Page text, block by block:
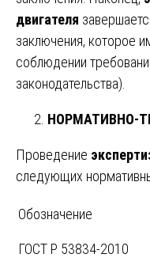
двигателя
заключения, которое
соблюдении
законодательства).
НОРМАТИВНО-
Проведение
следующих
Обозначение
ГОСТ Р 53834-2010